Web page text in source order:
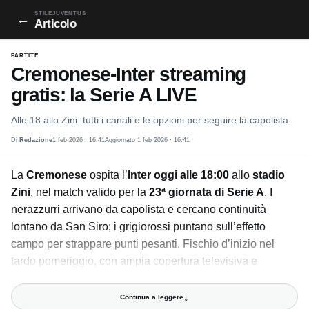
← STILEJUVENTUS
Articolo
PARTITE
Cremonese-Inter streaming
gratis: la Serie A LIVE
Alle 18 allo Zini: tutti i canali e le opzioni per seguire la capolista
Di Redazione1 feb 2026 · 16:41Aggiornato 1 feb 2026 · 16:41
La Cremonese ospita l’ Inter oggi alle 18:00 allo stadio
Zini, nel match valido per la 23ª giornata di Serie A. I
nerazzurri arrivano da capolista e cercano continuità
lontano da San Siro; i grigiorossi puntano sull’effetto
campo per strappare punti pesanti. Fischio d’inizio nel
tardo pomeriggio, con ampia copertura televisiva e
Continua a leggere↓